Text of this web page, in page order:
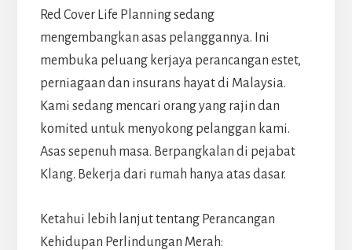
Red Cover Life Planning sedang
mengembangkan asas pelanggannya. Ini
membuka peluang kerjaya perancangan estet,
perniagaan dan insurans hayat di Malaysia.
Kami sedang mencari orang yang rajin dan
komited untuk menyokong pelanggan kami.
Asas sepenuh masa. Berpangkalan di pejabat
Klang. Bekerja dari rumah hanya atas dasar.
Ketahui lebih lanjut tentang Perancangan
Kehidupan Perlindungan Merah: